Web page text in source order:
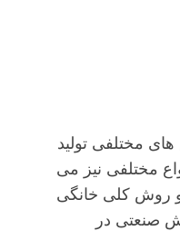
مختلفی تولید
مختلفی نیز می
روش کلی خانگی
صنعتی در